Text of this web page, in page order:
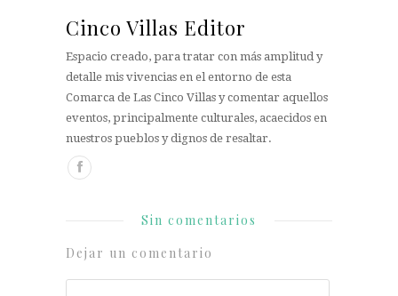
Cinco Villas Editor
Espacio creado, para tratar con más amplitud y
detalle mis vivencias en el entorno de esta
Comarca de Las Cinco Villas y comentar aquellos
eventos, principalmente culturales, acaecidos en
nuestros pueblos y dignos de resaltar.
Sin comentarios
Dejar un comentario